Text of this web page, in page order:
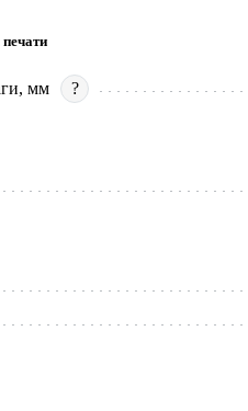
мм ?